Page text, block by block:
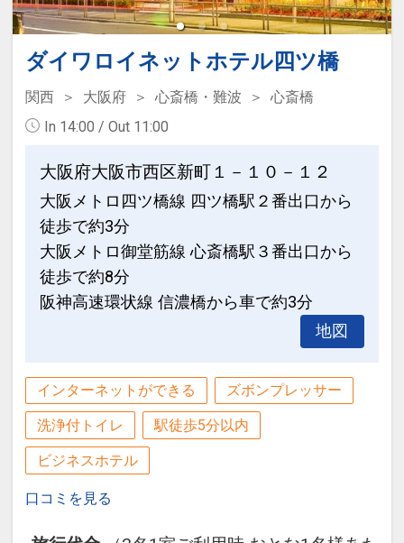
ダイワロイネットホテル四ツ橋
関西 大阪府 心斎橋・難波
心斎橋
In 14:00 / Out 11:00
大阪府大阪市西区新町１－１０－１２
大阪メトロ四ツ橋線 四ツ橋駅２番出口から
徒歩で約3分
大阪メトロ御堂筋線 心斎橋駅３番出口から
徒歩で約8分
阪神高速環状線 信濃橋から車で約3分
地図
インターネットができる ズボンプレッサー
洗浄付トイレ 駅徒歩5分以内
ビジネスホテル
口コミを見る